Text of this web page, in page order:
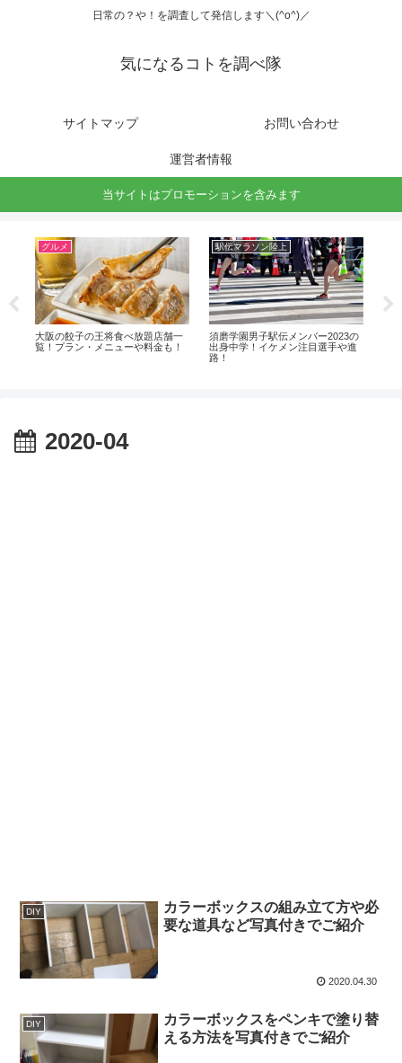
日常の？や！を調査して発信します＼(^o^)／
気になるコトを調べ隊
サイトマップ お問い合わせ
運営者情報
当サイトはプロモーションを含みます
グルメ
大阪の餃子の王将食べ放題店舗一
覧！プラン・メニューや料金も！
駅伝マラソン陸上
須磨学園男子駅伝メンバー2023の
出身中学！イケメン注目選手や進
路！
2020-04
DIY
カラーボックスの組み立て方や必
要な道具など写真付きでご紹介
2020.04.30
DIY
カラーボックスをペンキで塗り替
える方法を写真付きでご紹介